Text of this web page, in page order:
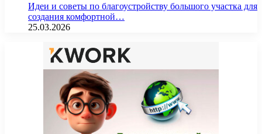
Идеи и советы по благоустройству большого участка для
создания комфортной…
25.03.2026